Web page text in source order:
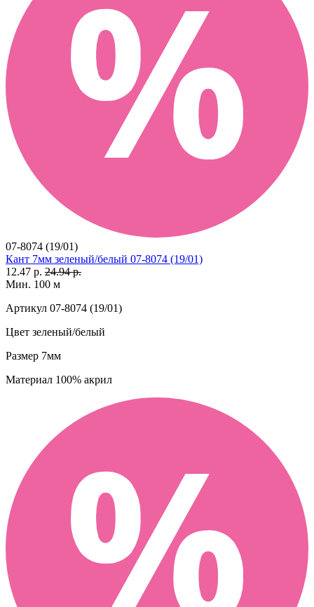
07-8074 (19/01)
Кант 7мм зеленый/белый 07-8074 (19/01)
12.47 р. 24.94 р.
Мин. 100 м
Артикул 07-8074 (19/01)
Цвет зеленый/белый
Размер 7мм
Материал 100% акрил